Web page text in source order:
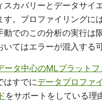
スカバリーとデータサイ
。プロファイリングには
動でのこの分析の実行は
いてはエラーが混入する
ータ中心のMLプラット
はすでにデータプロファ
をサポートをしている